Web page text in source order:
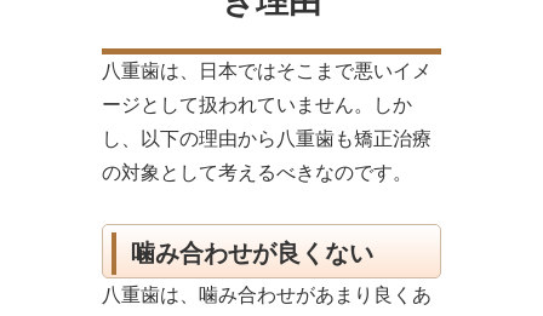
八重歯は、日本ではそこまで悪いイメ
ージとして扱われていません。しか
し、以下の理由から八重歯も矯正治療
の対象として考えるべきなのです。
噛み合わせが良くない
八重歯は、噛み合わせがあまり良くあ